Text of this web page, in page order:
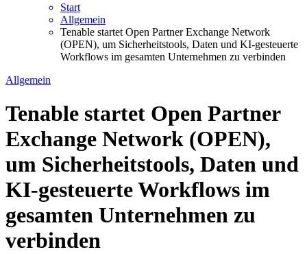
Start
Allgemein
Tenable startet Open Partner Exchange Network
(OPEN), um Sicherheitstools, Daten und KI-gesteuerte
Workflows im gesamten Unternehmen zu verbinden
Allgemein
Tenable startet Open Partner
Exchange Network (OPEN),
um Sicherheitstools, Daten und
KI-gesteuerte Workflows im
gesamten Unternehmen zu
verbinden